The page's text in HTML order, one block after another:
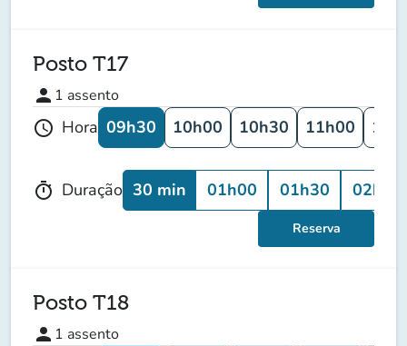
Posto T17
person 1 assento
schedule Hora 09h30 10h00 10h30 11h00
timer Duração 30 min 01h00 01h30 02h00
Reserva
Posto T18
person 1 assento